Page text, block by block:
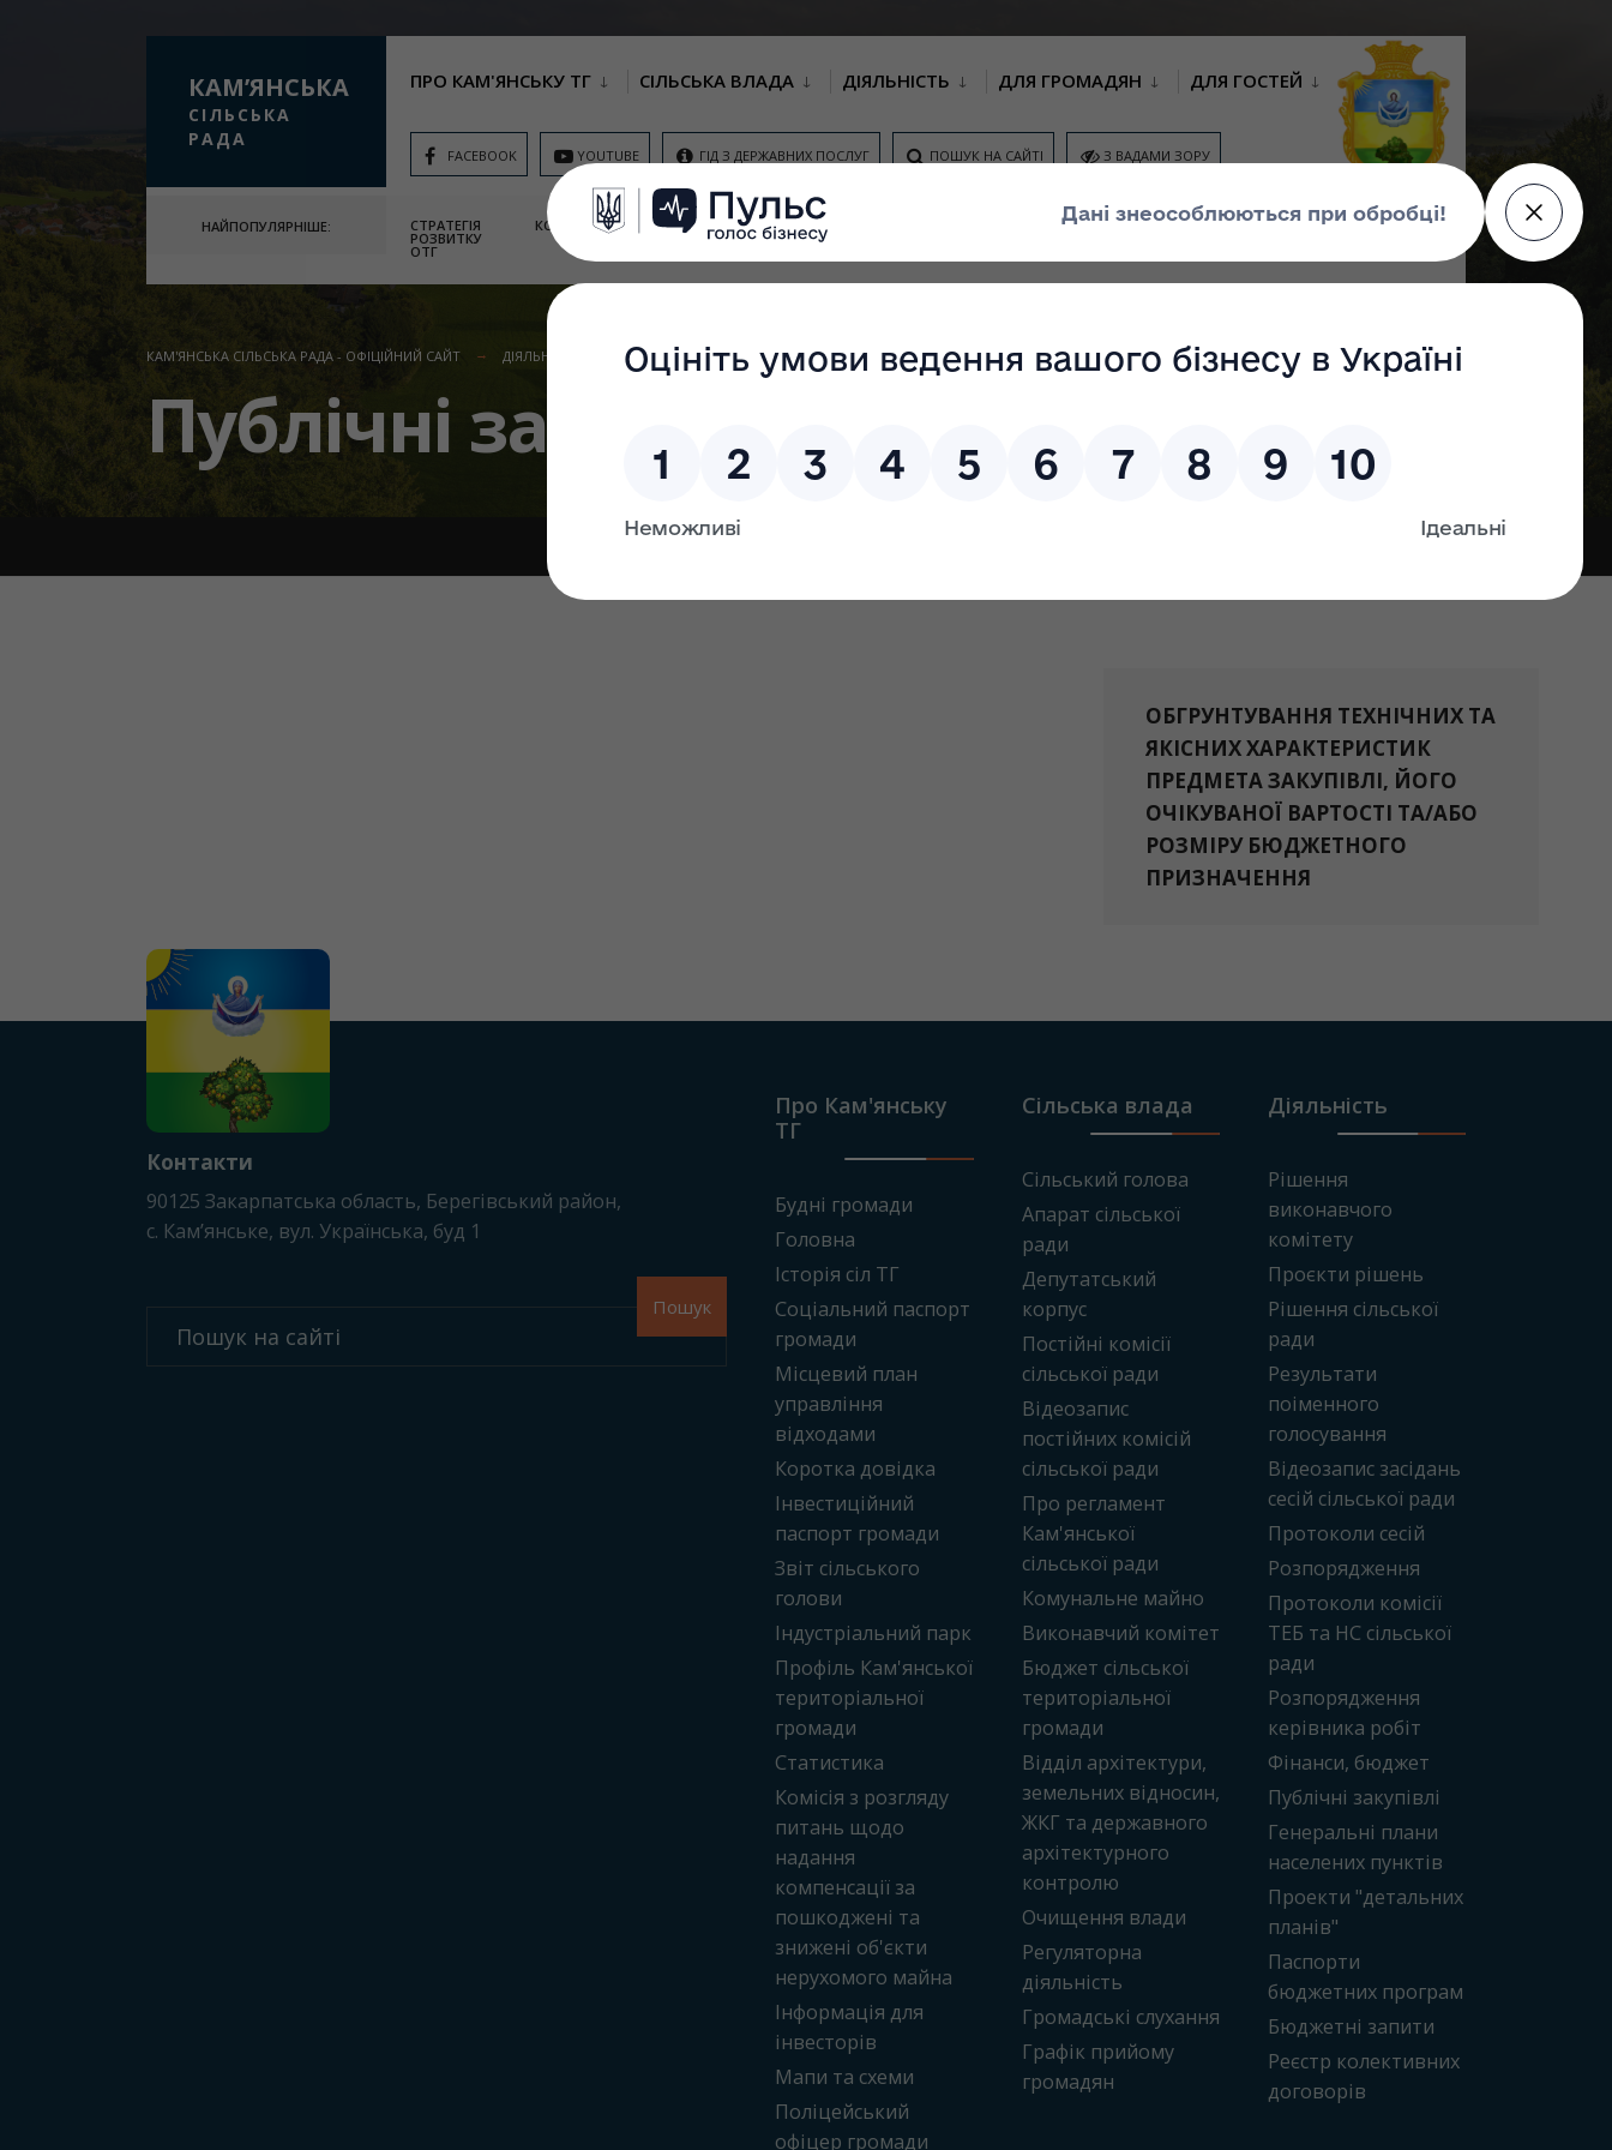
КАМʼЯНСЬКА
СІЛЬСЬКА
РАДА
ПРО КАМ'ЯНСЬКУ ТГ СІЛЬСЬКА ВЛАДА ДІЯЛЬНІСТЬ ДЛЯ ГРОМАДЯН ДЛЯ ГОСТЕЙ
FACEBOOK YOUTUBE ГІД З ДЕРЖАВНИХ ПОСЛУГ ПОШУК НА САЙТІ З ВАДАМИ ЗОРУ
НАЙПОПУЛЯРНІШЕ: СТРАТЕГІЯ
РОЗВИТКУ
ОТГ
КОНТАКТИ ОНЛАЙН ЗАПИС НА НАДАННЯ
АДМІНІСТРАТИВНИХ ПОСЛУГ
МІСЦЕВІ КОНСУЛЬТАЦІЇ З ГРОМАДСЬКИЙ
КАМ'ЯНСЬКА СІЛЬСЬКА РАДА - ОФІЦІЙНИЙ САЙТ ДІЯЛЬНІСТЬ ПУБЛІЧНІ ЗАКУПІВЛІ
Публічні закупівлі
ОБГРУНТУВАННЯ ТЕХНІЧНИХ ТА
ЯКІСНИХ ХАРАКТЕРИСТИК
ПРЕДМЕТА ЗАКУПІВЛІ, ЙОГО
ОЧІКУВАНОЇ ВАРТОСТІ ТА/АБО
РОЗМІРУ БЮДЖЕТНОГО
ПРИЗНАЧЕННЯ
Контакти
90125 Закарпатська область, Берегівський район,
с. Камʼянське, вул. Українська, буд 1
Пошук
Про Кам'янську
ТГ
Будні громади
Головна
Історія сіл ТГ
Соціальний паспорт
громади
Місцевий план
управління
відходами
Коротка довідка
Інвестиційний
паспорт громади
Звіт сільського
голови
Індустріальний парк
Профіль Кам'янської
територіальної
громади
Статистика
Комісія з розгляду
питань щодо
надання
компенсації за
пошкоджені та
знижені об'єкти
нерухомого майна
Інформація для
інвесторів
Мапи та схеми
Поліцейський
офіцер громади
Сільська влада
Сільський голова
Апарат сільської
ради
Депутатський
корпус
Постійні комісії
сільської ради
Відеозапис
постійних комісій
сільської ради
Про регламент
Кам'янської
сільської ради
Комунальне майно
Виконавчий комітет
Бюджет сільської
територіальної
громади
Відділ архітектури,
земельних відносин,
ЖКГ та державного
архітектурного
контролю
Очищення влади
Регуляторна
діяльність
Громадські слухання
Графік прийому
громадян
Діяльність
Рішення
виконавчого
комітету
Проєкти рішень
Рішення сільської
ради
Результати
поіменного
голосування
Відеозапис засідань
сесій сільської ради
Протоколи сесій
Розпорядження
Протоколи комісії
ТЕБ та НС сільської
ради
Розпорядження
керівника робіт
Фінанси, бюджет
Публічні закупівлі
Генеральні плани
населених пунктів
Проекти "детальних
планів"
Паспорти
бюджетних програм
Бюджетні запити
Реєстр колективних
договорів